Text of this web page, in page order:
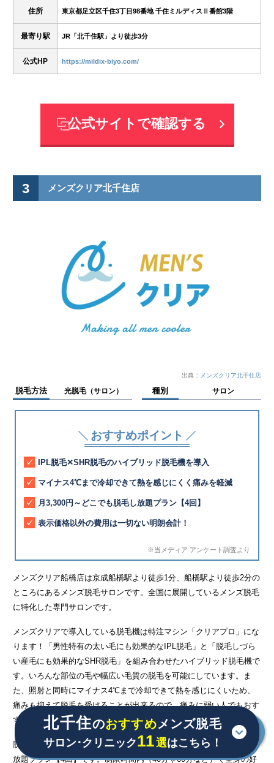
住所 東京都足立区千住3丁目98番地 千住ミルディスⅡ番館3階
最寄り駅 JR「北千住駅」より徒歩3分
公式HP https://mildix-biyo.com/
公式サイトで確認する
3 メンズクリア北千住店
出典： メンズクリア北千住店
脱毛方法 光脱毛（サロン） 種別 サロン
おすすめポイント
IPL脱毛✕SHR脱毛のハイブリッド脱毛機を導入
マイナス4℃まで冷却できて熱を感じにくく痛みを軽減
月3,300円～どこでも脱毛し放題プラン【4回】
表示価格以外の費用は一切ない明朗会計！
※当メディア アンケート調査より
メンズクリア船橋店は京成船橋駅より徒歩1分、船橋駅より徒歩2分の
ところにあるメンズ脱毛サロンです。全国に展開しているメンズ脱毛
に特化した専門サロンです。
メンズクリアで導入している脱毛機は特注マシン「クリアプロ」にな
ります！「男性特有の太い毛にも効果的なIPL脱毛」と「脱毛しづら
い産毛にも効果的なSHR脱毛」を組み合わせたハイブリッド脱毛機で
す。いろんな部位の毛や幅広い毛質の脱毛を可能にしています。ま
た、照射と同時にマイナス4℃まで冷却できて熱を感じにくいため、
痛みも抑えて脱毛を受けることが出来るので、痛みに弱い人でもおす
すめです。
脱毛プランが豊富で、人気のプランは月々3,300円でどこでも脱毛し
放題プラン【4回】です。制限時間内（40分や60分など）で全身の好
北千住のおすすめメンズ脱毛
サロン･クリニック11選はこちら！